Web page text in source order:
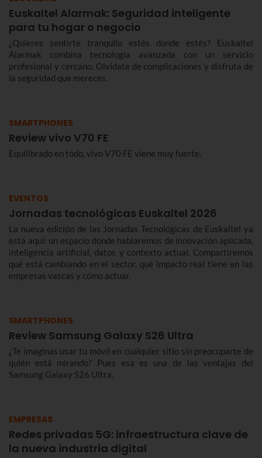
Euskaltel Alarmak: Seguridad inteligente
para tu hogar o negocio
¿Quieres sentirte tranquilo estés donde estés? Euskaltel
Alarmak combina tecnología avanzada con un servicio
profesional y cercano. Olvídate de complicaciones y disfruta de
la seguridad que mereces.
SMARTPHONES
Review vivo V70 FE
Equilibrado en todo, vivo V70 FE viene muy fuerte.
EVENTOS
Jornadas tecnológicas Euskaltel 2026
La nueva edición de las Jornadas Tecnológicas de Euskaltel ya
está aquí: un espacio donde hablaremos de innovación aplicada,
inteligencia artificial, datos y contexto actual. Compartiremos
qué está cambiando en el sector, qué impacto real tiene en las
empresas vascas y cómo actuar.
SMARTPHONES
Review Samsung Galaxy S26 Ultra
¿Te imaginas usar tu móvil en cualquier sitio sin preocuparte de
quién está mirando? Pues esa es una de las ventajas del
Samsung Galaxy S26 Ultra.
EMPRESAS
Redes privadas 5G: infraestructura clave de
la nueva industria digital